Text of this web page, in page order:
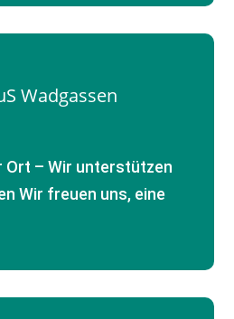
Wadgassen
Ort – Wir unterstützen
Wir freuen uns, eine